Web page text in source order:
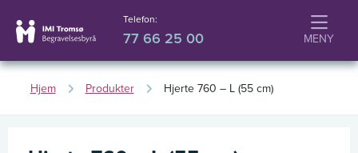
Telefon:
77 66 25 00
Hjem Produkter Hjerte 760 – L (55 cm)